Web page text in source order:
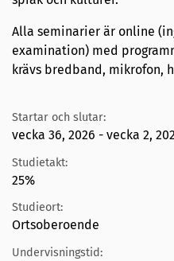
Alla seminarier är online
examination) med
krävs bredband, mikrofon,
Startar och slutar:
vecka 36, 2026 - vecka 2,
Studietakt:
25%
Studieort:
Ortsoberoende
Undervisningstid: